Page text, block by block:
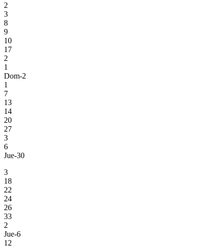
2
3
8
9
10
17
2
1
Dom-2
1
7
13
14
20
27
3
6
Jue-30
3
18
22
24
26
33
2
Jue-6
12